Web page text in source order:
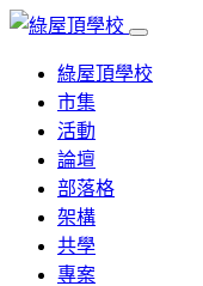
綠屋頂學校
市集
活動
論壇
部落格
架構
共學
專案